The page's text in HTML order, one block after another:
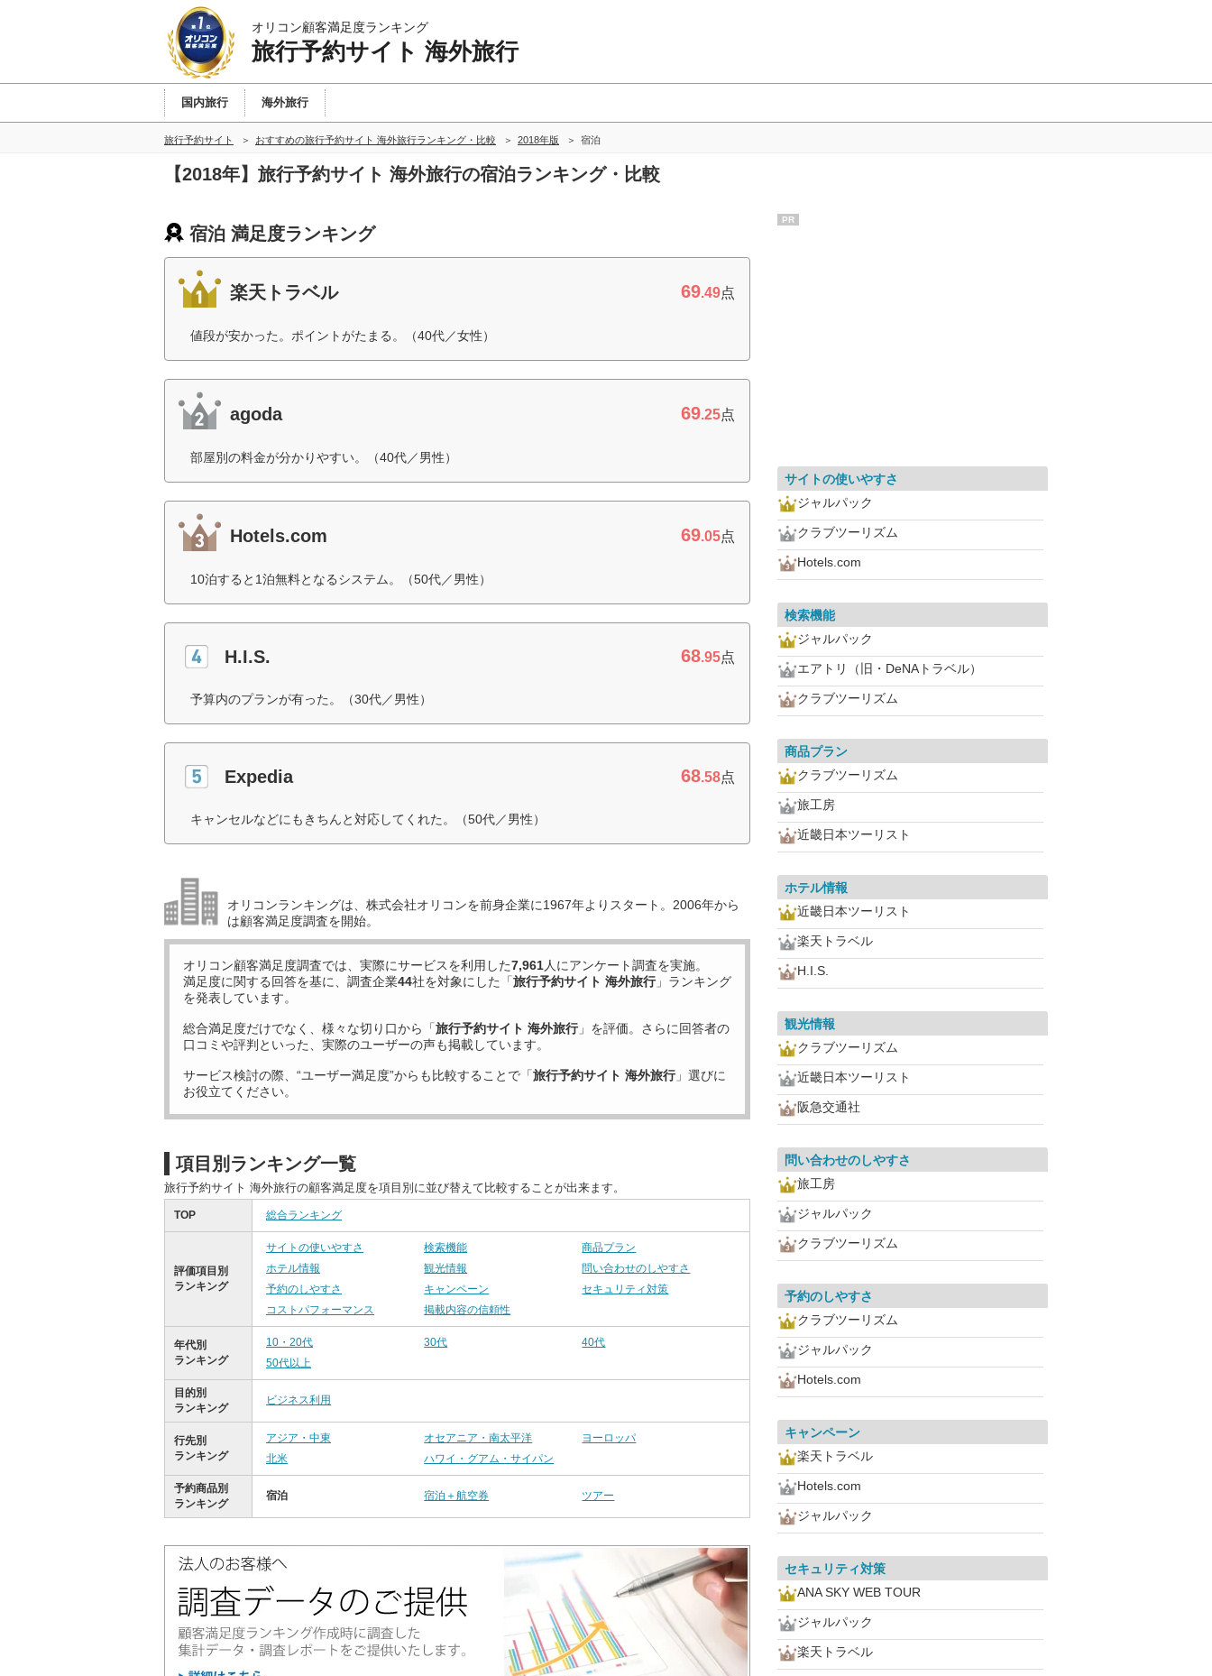
オリコン顧客満足度ランキング
旅行予約サイト 海外旅行
国内旅行 海外旅行
旅行予約サイト おすすめの旅行予約サイト 海外旅行ランキング・比較 2018年版 宿泊
【2018年】旅行予約サイト 海外旅行の宿泊ランキング・比較
宿泊 満足度ランキング
楽天トラベル 69.49点
値段が安かった。ポイントがたまる。（40代／女性）
agoda 69.25点
部屋別の料金が分かりやすい。（40代／男性）
Hotels.com 69.05点
10泊すると1泊無料となるシステム。（50代／男性）
H.I.S. 68.95点
予算内のプランが有った。（30代／男性）
Expedia 68.58点
キャンセルなどにもきちんと対応してくれた。（50代／男性）
オリコンランキングは、株式会社オリコンを前身企業に1967年よりスタート。2006年から
は顧客満足度調査を開始。
オリコン顧客満足度調査では、実際にサービスを利用した7,961人にアンケート調査を実施。
満足度に関する回答を基に、調査企業44社を対象にした「旅行予約サイト 海外旅行」ランキング
を発表しています。
総合満足度だけでなく、様々な切り口から「旅行予約サイト 海外旅行」を評価。さらに回答者の
口コミや評判といった、実際のユーザーの声も掲載しています。
サービス検討の際、“ユーザー満足度”からも比較することで「旅行予約サイト 海外旅行」選びに
お役立てください。
項目別ランキング一覧
旅行予約サイト 海外旅行の顧客満足度を項目別に並び替えて比較することが出来ます。
TOP 総合ランキング
評価項目別
ランキング
サイトの使いやすさ 検索機能
商品プラン
ホテル情報
観光情報
問い合わせのしやすさ
予約のしやすさ
キャンペーン
セキュリティ対策
コストパフォーマンス
掲載内容の信頼性
年代別
ランキング
10・20代 30代
40代
50代以上
目的別
ランキング
ビジネス利用
行先別
ランキング
アジア・中東 オセアニア・南太平洋
ヨーロッパ
北米
ハワイ・グアム・サイパン
予約商品別
ランキング
宿泊 宿泊＋航空券 ツアー
PR
サイトの使いやすさ
ジャルパック
クラブツーリズム
Hotels.com
検索機能
ジャルパック
エアトリ（旧・DeNAトラベル）
クラブツーリズム
商品プラン
クラブツーリズム
旅工房
近畿日本ツーリスト
ホテル情報
近畿日本ツーリスト
楽天トラベル
H.I.S.
観光情報
クラブツーリズム
近畿日本ツーリスト
阪急交通社
問い合わせのしやすさ
旅工房
ジャルパック
クラブツーリズム
予約のしやすさ
クラブツーリズム
ジャルパック
Hotels.com
キャンペーン
楽天トラベル
Hotels.com
ジャルパック
セキュリティ対策
ANA SKY WEB TOUR
ジャルパック
楽天トラベル